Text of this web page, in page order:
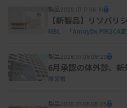
ら、基本利用料が年120万円
と・医療機関対象、民間企
ータ更新の費用（1回20万円
資料はこちら
製品2026.07.17 06:10
【新製品】リソバリ
MBL 「AmoyDx PIK3CA変
製品2026.07.08 06:20
6月承認の体外診、新
厚労省
製品2026.07.06 06:25